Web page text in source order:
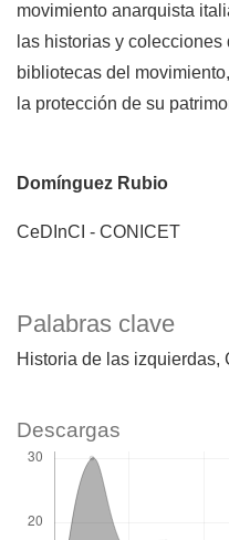
Palabras clave
Historia de las izquierdas
movimiento anarquista
las historias y
bibliotecas del
la protección de su
Domínguez Rubio
CeDInCI - CONICET
Descargas